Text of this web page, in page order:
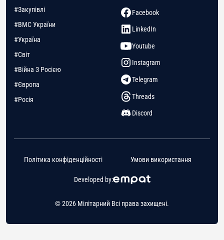
#Закупівлі
#ВМС України
#Україна
#Світ
#Війна З Росією
#Європа
#Росія
Facebook
LinkedIn
Youtube
Instagram
Telegram
Threads
Discord
© 2026 Мілітарний Всі права захищені.
Developed by:
Політика конфіденційності Умови використання